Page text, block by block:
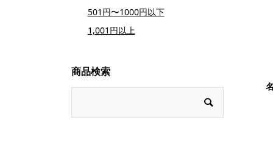
501円〜1000円以下
1,001円以上
商品検索